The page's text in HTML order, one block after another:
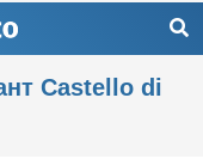
Castello di